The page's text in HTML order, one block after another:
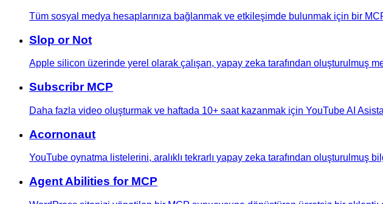
Tüm sosyal medya hesaplarınıza bağlanmak ve etkileşimde bulunmak için bir
Slop or Not
Apple silicon üzerinde yerel olarak çalışan, yapay zeka tarafından oluşturulmuş
Subscribr MCP
Daha fazla video oluşturmak ve haftada 10+ saat kazanmak için YouTube AI
Acornonaut
YouTube oynatma listelerini, aralıklı tekrarlı yapay zeka tarafından oluşturulmuş
Agent Abilities for MCP